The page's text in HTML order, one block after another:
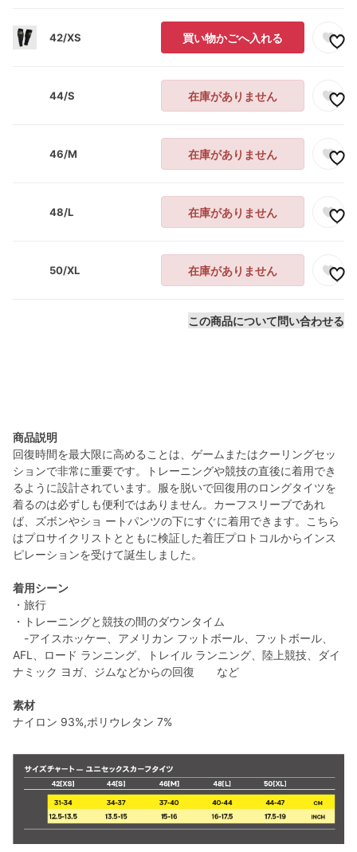
42/XS 買い物かごへ入れる
44/S 在庫がありません
46/M 在庫がありません
48/L 在庫がありません
50/XL 在庫がありません
この商品について問い合わせる
商品説明
回復時間を最大限に高めることは、ゲームまたはクーリングセッ
ションで非常に重要です。トレーニングや競技の直後に着用でき
るように設計されています。服を脱いで回復用のロングタイツを
着るのは必ずしも便利ではありません。カーフスリーブであれ
ば、ズボンやショ ートパンツの下にすぐに着用できます。こちら
はプロサイクリストとともに検証した着圧プロトコルからインス
ピレーションを受けて誕生しました。
着用シーン
・旅行
・トレーニングと競技の間のダウンタイム
-アイスホッケー、アメリカン フットボール、フットボール、
AFL、ロード ランニング、トレイル ランニング、陸上競技、ダイ
ナミック ヨガ、ジムなどからの回復 など
素材
ナイロン 93%,ポリウレタン 7%